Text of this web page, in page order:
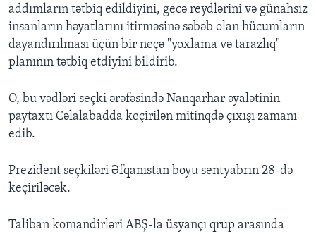
addımların tətbiq edildiyini, gecə reydlərini və günahsız
insanların həyatlarını itirməsinə səbəb olan hücumların
dayandırılması üçün bir neçə "yoxlama və tarazlıq"
planının tətbiq etdiyini bildirib.
O, bu vədləri seçki ərəfəsində Nanqarhar əyalətinin
paytaxtı Cəlalabadda keçirilən mitinqdə çıxışı zamanı
edib.
Prezident seçkiləri Əfqanıstan boyu sentyabrın 28-də
keçiriləcək.
Taliban komandirləri ABŞ-la üsyançı qrup arasında